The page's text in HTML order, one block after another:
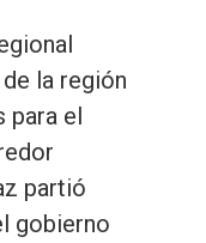
la región
para el
partió
gobierno